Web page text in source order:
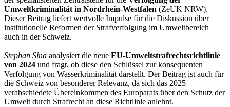
Umweltkriminalität in Nordrhein-Westfalen (ZeUK NRW).
Dieser Beitrag liefert wertvolle Impulse für die Diskussion über
institutionelle Reformen der Strafverfolgung im Umweltbereich
auch in der Schweiz.
Stephan Sina analysiert die neue EU-Umweltstrafrechtsrichtlinie
von 2024 und fragt, ob diese den Schlüssel zur konsequenten
Verfolgung von Wasserkriminalität darstellt. Der Beitrag ist auch für
die Schweiz von besonderer Relevanz, da sich das 2025
verabschiedete Übereinkommen des Europarats über den Schutz der
Umwelt durch Strafrecht an diese Richtlinie anlehnt.